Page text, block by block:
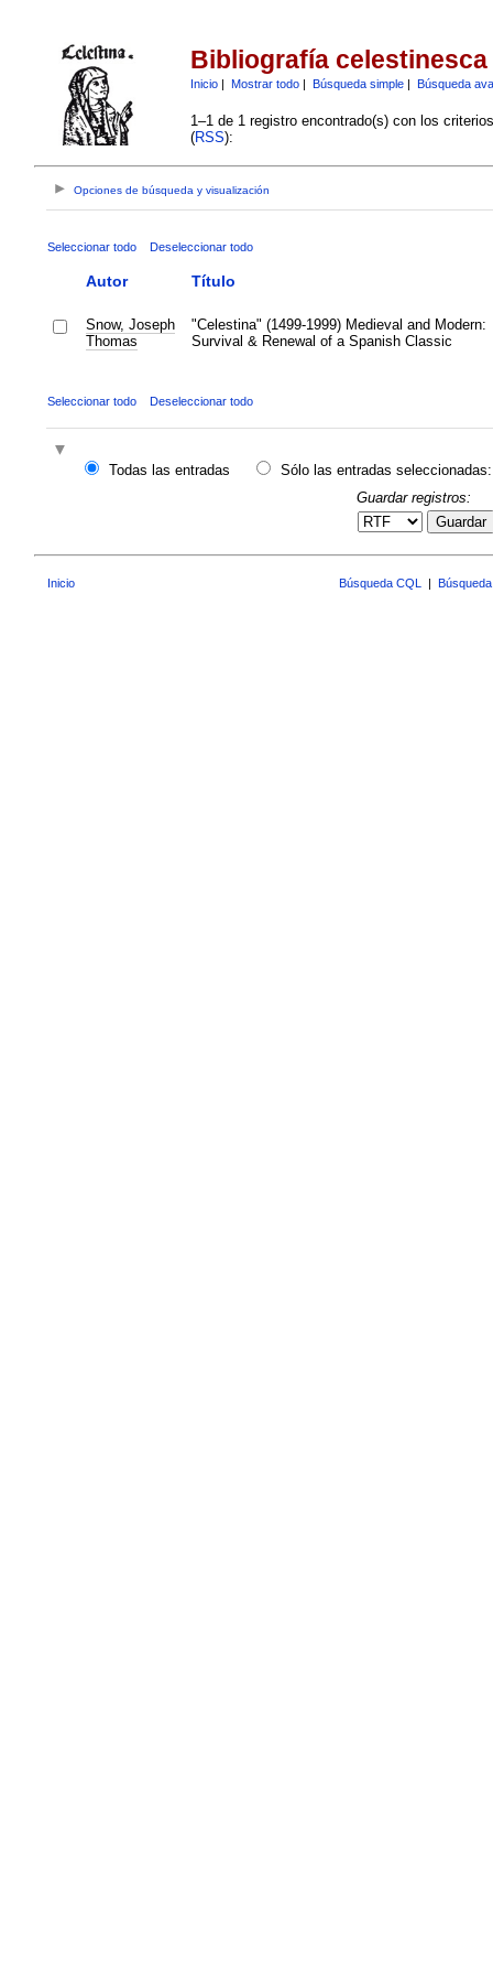
Bibliografía celestinesca
Inicio| Mostrar todo| Búsqueda simple| Búsqueda
1–1 de 1 registro encontrado(s) con los
(RSS):
Opciones de búsqueda y visualización
Seleccionar todo Deseleccionar todo
Autor Título
Snow, Joseph
Thomas
"Celestina" (1499-1999) Medieval and Modern:
Survival & Renewal of a Spanish Classic
Seleccionar todo Deseleccionar todo
Todas las entradas
Sólo las entradas seleccionadas:
Guardar registros:
Guardar
Inicio Búsqueda CQL